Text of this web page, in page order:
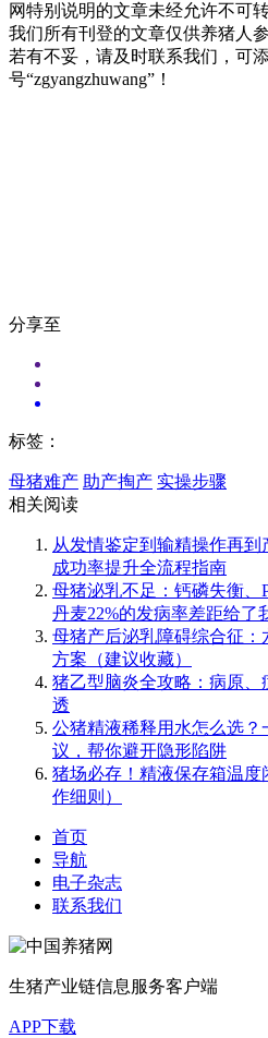
网特别说明的文章未经允许不可
我们所有刊登的文章仅供养猪人
若有不妥，请及时联系我们，可
号“zgyangzhuwang”！
分享至
标签：
母猪难产 助产掏产 实操步骤
相关阅读
从发情鉴定到输精操作再
成功率提升全流程指南
母猪泌乳不足：钙磷失衡、
丹麦22%的发病率差距给了
母猪产后泌乳障碍综合征
方案（建议收藏）
猪乙型脑炎全攻略：病原
透
公猪精液稀释用水怎么选？
议，帮你避开隐形陷阱
猪场必存！精液保存箱温
作细则）
首页
导航
电子杂志
联系我们
生猪产业链信息服务客户端
APP下载